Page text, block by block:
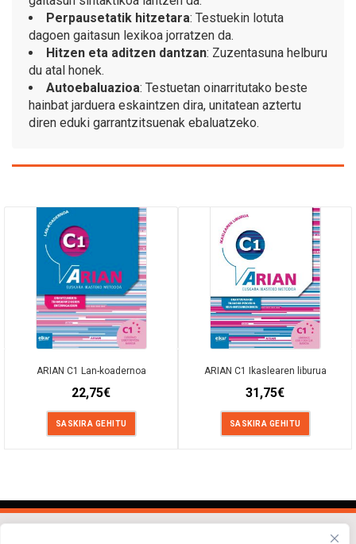
Perpausetatik hitzetara: Testuekin lotuta
dagoen gaitasun lexikoa jorratzen da.
Hitzen eta aditzen dantzan: Zuzentasuna helburu
du atal honek.
Autoebaluazioa: Testuetan oinarritutako beste
hainbat jarduera eskaintzen dira, unitatean aztertu
diren eduki garrantzitsuenak ebaluatzeko.
ARIAN C1 Lan-koadernoa
22,75€
SASKIRA GEHITU
ARIAN C1 Ikaslearen liburua
31,75€
SASKIRA GEHITU